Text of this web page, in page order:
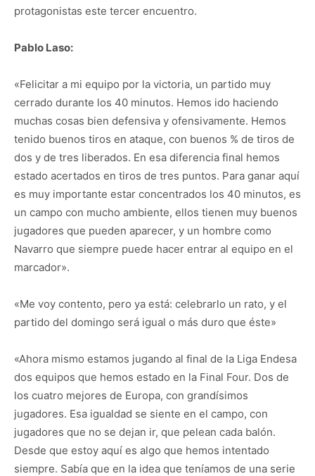
protagonistas este tercer encuentro.
Pablo Laso:
«Felicitar a mi equipo por la victoria, un partido muy
cerrado durante los 40 minutos. Hemos ido haciendo
muchas cosas bien defensiva y ofensivamente. Hemos
tenido buenos tiros en ataque, con buenos % de tiros de
dos y de tres liberados. En esa diferencia final hemos
estado acertados en tiros de tres puntos. Para ganar aquí
es muy importante estar concentrados los 40 minutos, es
un campo con mucho ambiente, ellos tienen muy buenos
jugadores que pueden aparecer, y un hombre como
Navarro que siempre puede hacer entrar al equipo en el
marcador».
«Me voy contento, pero ya está: celebrarlo un rato, y el
partido del domingo será igual o más duro que éste»
«Ahora mismo estamos jugando al final de la Liga Endesa
dos equipos que hemos estado en la Final Four. Dos de
los cuatro mejores de Europa, con grandísimos
jugadores. Esa igualdad se siente en el campo, con
jugadores que no se dejan ir, que pelean cada balón.
Desde que estoy aquí es algo que hemos intentado
siempre. Sabía que en la idea que teníamos de una serie